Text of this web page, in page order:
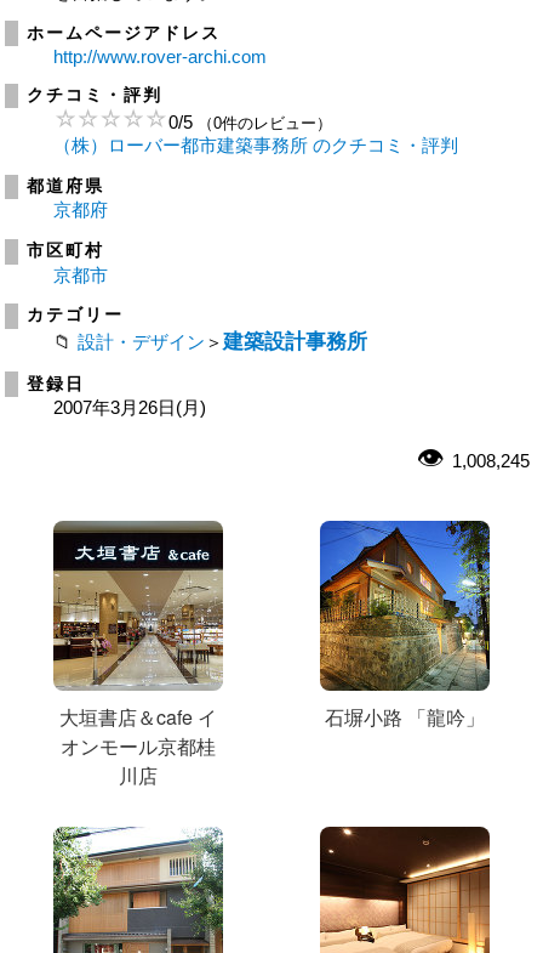
ホームページアドレス
http://www.rover-archi.com
クチコミ・評判
0/5 （0件のレビュー）
（株）ローバー都市建築事務所 のクチコミ・評判
都道府県
京都府
市区町村
京都市
カテゴリー
設計・デザイン ＞ 建築設計事務所
登録日
2007年3月26日(月)
1,008,245
大垣書店＆cafe イ
オンモール京都桂
川店
石塀小路 「龍吟」